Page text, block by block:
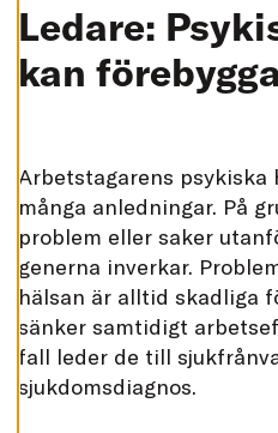
S
S
A
A
A
C
E
T
Ledare:
kan
Arbetstagarens psykiska
många anledningar. På
problem eller saker
generna inverkar.
hälsan är alltid skadliga
sänker samtidigt
fall leder de till
sjukdomsdiagnos.